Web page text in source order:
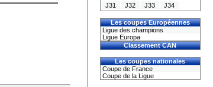
J31
J32 J33 J34
Les coupes Européennes
Ligue des champions
Ligue Europa
Classement CAN
Les coupes nationales
Coupe de France
Coupe de la Ligue